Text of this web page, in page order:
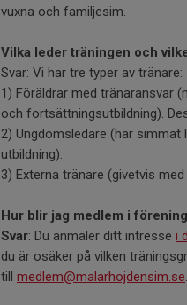
vuxna och familjesim.
Vilka leder träningen och
Svar: Vi har tre typer av tränare:
1) Föräldrar med tränaransvar
och fortsättningsutbildning).
2) Ungdomsledare (har simmat
utbildning).
3) Externa tränare (givetvis
Hur blir jag medlem i
Svar: Du anmäler ditt intresse i
du är osäker på vilken
till medlem@malarhojdensim.se.